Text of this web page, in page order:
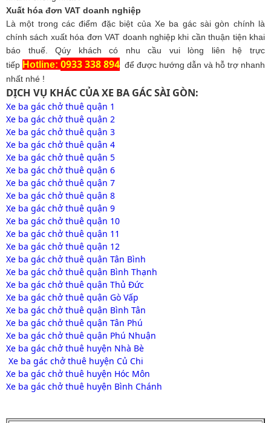
Xuất hóa đơn VAT doanh nghiệp
Là một trong các điểm đặc biệt của Xe ba gác sài gòn chính là
chính sách xuất hóa đơn VAT doanh nghiệp khi cần thuận tiện khai
báo thuế. Qúy khách có nhu cầu vui lòng liên hệ trực
tiếp Hotline: 0933 338 894 để được hướng dẫn và hỗ trợ nhanh
nhất nhé !
DỊCH VỤ KHÁC CỦA XE BA GÁC SÀI GÒN:
Xe ba gác chở thuê quận 1
Xe ba gác chở thuê quận 2
Xe ba gác chở thuê quận 3
Xe ba gác chở thuê quận 4
Xe ba gác chở thuê quận 5
Xe ba gác chở thuê quận 6
Xe ba gác chở thuê quận 7
Xe ba gác chở thuê quận 8
Xe ba gác chở thuê quận 9
Xe ba gác chở thuê quận 10
Xe ba gác chở thuê quận 11
Xe ba gác chở thuê quận 12
Xe ba gác chở thuê quận Tân Bình
Xe ba gác chở thuê quận Bình Thạnh
Xe ba gác chở thuê quận Thủ Đức
Xe ba gác chở thuê quận Gò Vấp
Xe ba gác chở thuê quận Bình Tân
Xe ba gác chở thuê quận Tân Phú
Xe ba gác chở thuê quận Phú Nhuận
Xe ba gác chở thuê huyện Nhà Bè
Xe ba gác chở thuê huyện Củ Chi
Xe ba gác chở thuê huyện Hóc Môn
Xe ba gác chở thuê huyện Bình Chánh